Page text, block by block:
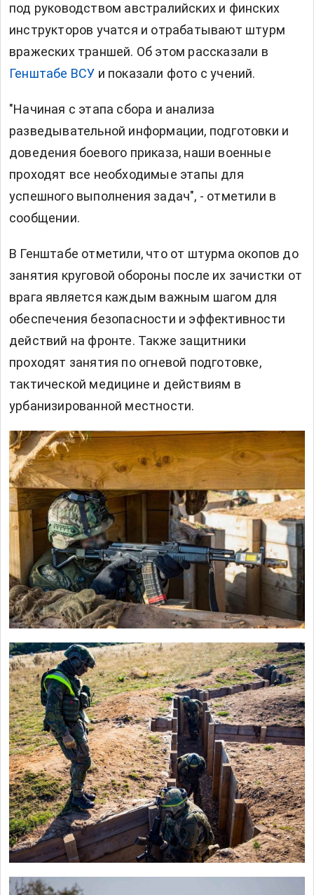
под руководством австралийских и финских
инструкторов учатся и отрабатывают штурм
вражеских траншей. Об этом рассказали в
Генштабе ВСУ и показали фото с учений.
"Начиная с этапа сбора и анализа
разведывательной информации, подготовки и
доведения боевого приказа, наши военные
проходят все необходимые этапы для
успешного выполнения задач", - отметили в
сообщении.
В Генштабе отметили, что от штурма окопов до
занятия круговой обороны после их зачистки от
врага является каждым важным шагом для
обеспечения безопасности и эффективности
действий на фронте. Также защитники
проходят занятия по огневой подготовке,
тактической медицине и действиям в
урбанизированной местности.